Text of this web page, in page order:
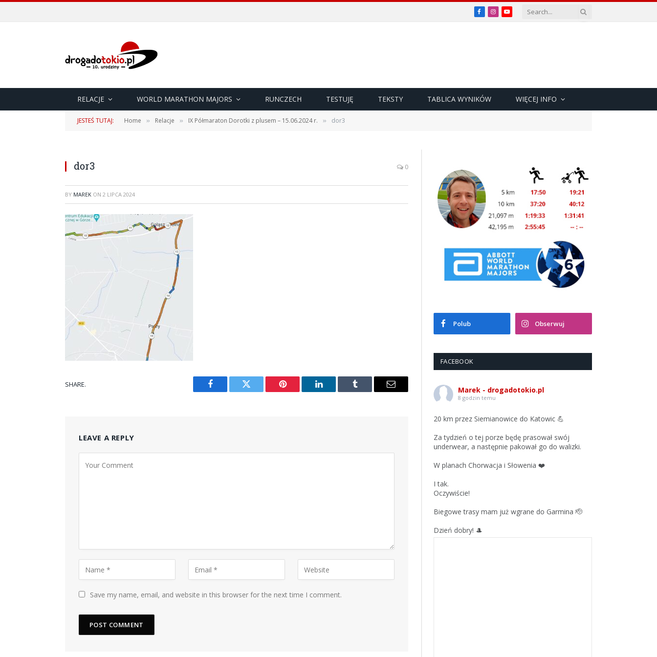
Facebook
InstagramYouTube
RELACJE WORLD MARATHON MAJORS RUNCZECH TESTUJĘ TEKSTY TABLICA WYNIKÓW WIĘCEJ INFO
JESTEŚ TUTAJ: Home » Relacje » IX Półmaraton Dorotki z plusem – 15.06.2024 r. » dor3
dor3 0
BY MAREK ON 2 LIPCA 2024
SHARE.
Facebook Twitter Pinterest LinkedIn Tumblr Email
LEAVE A REPLY
Save my name, email, and website in this browser for the next time I comment.
Polub Obserwuj
FACEBOOK
Marek - drogadotokio.pl
8 godzin temu
20 km przez Siemianowice do Katowic 💪
Za tydzień o tej porze będę prasował swój
underwear, a następnie pakował go do walizki.
W planach Chorwacja i Słowenia ❤️
I tak.
Oczywiście!
Biegowe trasy mam już wgrane do Garmina 🫡
Dzień dobry! 🎩